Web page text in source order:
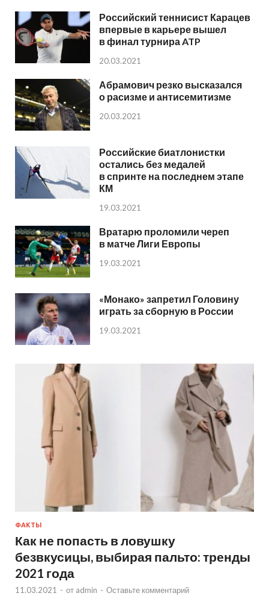
Российский теннисист Карацев
впервые в карьере вышел
в финал турнира ATP
20.03.2021
Абрамович резко высказался
о расизме и антисемитизме
20.03.2021
Российские биатлонистки
остались без медалей
в спринте на последнем этапе
КМ
19.03.2021
Вратарю проломили череп
в матче Лиги Европы
19.03.2021
«Монако» запретил Головину
играть за сборную в России
19.03.2021
ФАКТЫ
Как не попасть в ловушку
безвкусицы, выбирая пальто: тренды
2021 года
11.03.2021 - от admin - Оставьте комментарий